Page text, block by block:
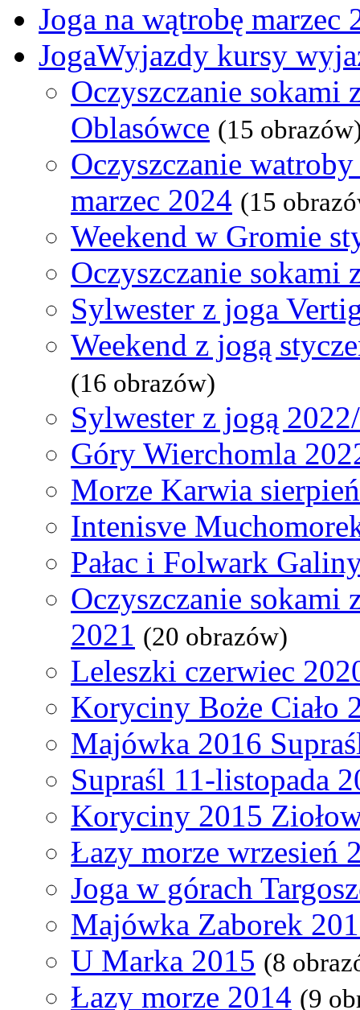
Joga na wątrobę marzec
JogaWyjazdy kursy
Oczyszczanie sokami
Oblasówce (15
Oczyszczanie
marzec 2024 (15
Weekend w Gromie
Oczyszczanie
Sylwester z joga
Weekend z jogą
(16 obrazów)
Sylwester z jogą
Góry Wierchomla
Morze Karwia
Intenisve
Pałac i Folwark
Oczyszczanie sokami
2021 (20 obrazów)
Leleszki czerwiec
Koryciny Boże Ciało
Majówka 2016
Supraśl 11-listopada
Koryciny 2015
Łazy morze wrzesień
Joga w górach
Majówka Zaborek
U Marka 2015 (8
Łazy morze 2014 (9